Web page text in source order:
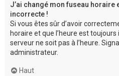
J’ai changé mon fuseau horaire
incorrecte !
Si vous êtes sûr d’avoir
horaire et que l’heure est
serveur ne soit pas à l’heure.
administrateur.
Haut